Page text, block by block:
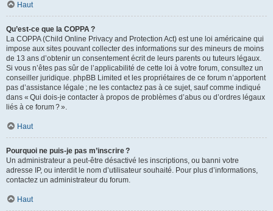
Haut
Qu’est-ce que la COPPA ?
La COPPA (Child Online Privacy and Protection Act) est une loi américaine qui
impose aux sites pouvant collecter des informations sur des mineurs de moins
de 13 ans d’obtenir un consentement écrit de leurs parents ou tuteurs légaux.
Si vous n’êtes pas sûr de l’applicabilité de cette loi à votre forum, consultez un
conseiller juridique. phpBB Limited et les propriétaires de ce forum n’apportent
pas d’assistance légale ; ne les contactez pas à ce sujet, sauf comme indiqué
dans « Qui dois-je contacter à propos de problèmes d’abus ou d’ordres légaux
liés à ce forum ? ».
Haut
Pourquoi ne puis-je pas m’inscrire ?
Un administrateur a peut-être désactivé les inscriptions, ou banni votre
adresse IP, ou interdit le nom d’utilisateur souhaité. Pour plus d’informations,
contactez un administrateur du forum.
Haut